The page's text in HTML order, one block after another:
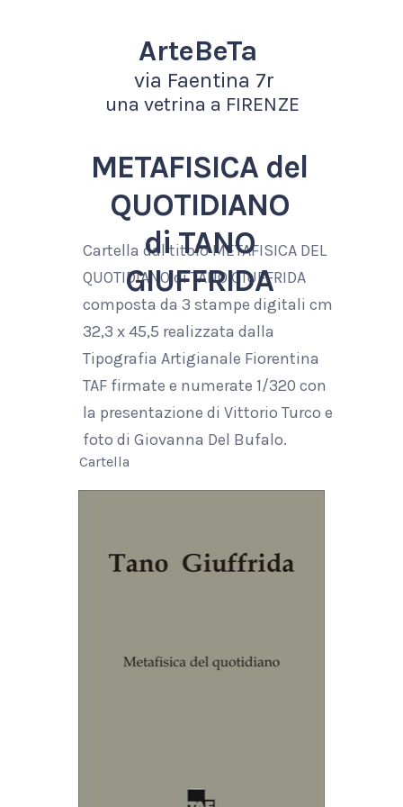
ArteBeTa
via Faentina 7r
una vetrina a FIRENZE
METAFISICA del
QUOTIDIANO
di TANO
GIUFFRIDA
Cartella dal titolo METAFISICA DEL
QUOTIDIANO di TANO GIUFFRIDA
composta da 3 stampe digitali cm
32,3 x 45,5 realizzata dalla
Tipografia Artigianale Fiorentina
TAF firmate e numerate 1/320 con
la presentazione di Vittorio Turco e
foto di Giovanna Del Bufalo.
Cartella